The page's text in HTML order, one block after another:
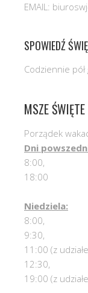
EMAIL:
SPOWIEDŹ
Codziennie
MSZE ŚWIĘTE
Porządek
Dni
8:00,
18:00
Niedziela:
8:00,
9:30,
11:00 (z
12:30,
19:00 (z